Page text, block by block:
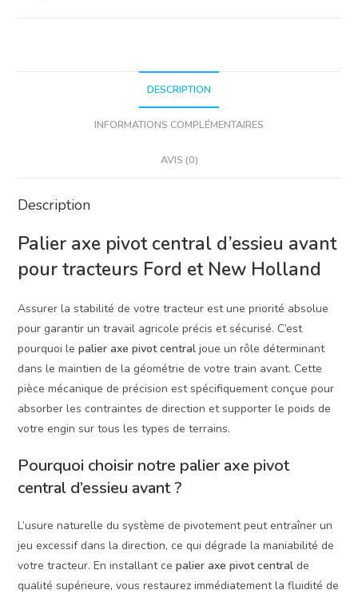
DESCRIPTION
INFORMATIONS COMPLÉMENTAIRES
AVIS (0)
Description
Palier axe pivot central d’essieu avant
pour tracteurs Ford et New Holland
Assurer la stabilité de votre tracteur est une priorité absolue
pour garantir un travail agricole précis et sécurisé. C’est
pourquoi lepalier axe pivot central joue un rôle déterminant
dans le maintien de la géométrie de votre train avant. Cette
pièce mécanique de précision est spécifiquement conçue pour
absorber les contraintes de direction et supporter le poids de
votre engin sur tous les types de terrains.
Pourquoi choisir notre palier axe pivot
central d’essieu avant ?
L’usure naturelle du système de pivotement peut entraîner un
jeu excessif dans la direction, ce qui dégrade la maniabilité de
votre tracteur. En installant cepalier axe pivot central de
qualité supérieure, vous restaurez immédiatement la fluidité de